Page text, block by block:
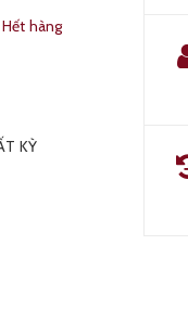
Hết hàng
KỲ